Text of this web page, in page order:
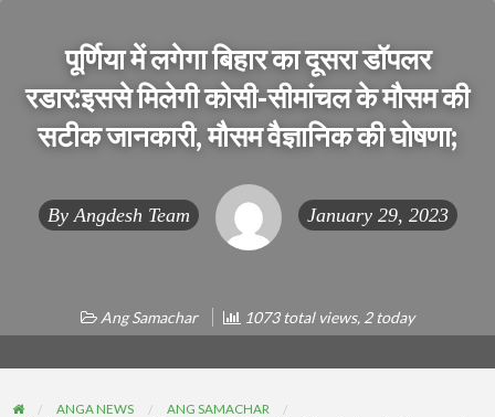
पूर्णिया में लगेगा बिहार का दूसरा डॉपलर
रडार:इससे मिलेगी कोसी-सीमांचल के मौसम की
सटीक जानकारी, मौसम वैज्ञानिक की घोषणा;
By Angdesh Team January 29, 2023
Ang Samachar 1073 total views, 2 today
ANGA NEWS
ANG SAMACHAR